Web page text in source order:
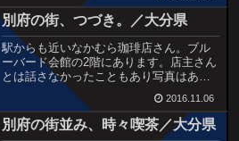
別府の街、つづき。／大分県
駅からも近いなかむら珈琲店さん。ブル
ーバード会館の2階にあります。店主さん
とは話さなかったこともあり写真はあり
ませんが創業5０年くらい経っているよう
ですよ。昭和２４年にできた映画館「ブ
ルーバード劇場」は、なかむら珈琲店マ
スターのお父さんが開...
2016.11.06
別府の街並み、時々喫茶／大分県